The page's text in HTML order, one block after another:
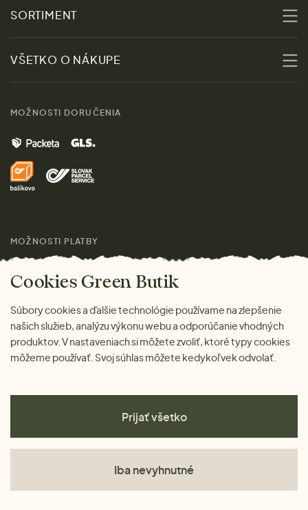
Udržateľnosť
Kontakt
Značky
Pre médiá
SORTIMENT
Zľavy
Ženy
Muži
Darčeky
VŠETKO O NÁKUPE
Doprava a platba
MOŽNOSTI DORUČENIA
MOŽNOSTI PLATBY
Cookies Green Butik
Súbory cookies a ďalšie technológie používame na zlepšenie
našich služieb, analýzu výkonu webu a odporúčanie vhodných
produktov. V nastaveniach si môžete zvoliť, ktoré typy cookies
môžeme používať. Svoj súhlas môžete kedykoľvek odvolať.
Prijať všetko
Iba nevyhnutné